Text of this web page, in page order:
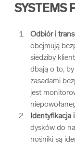
SYSTEMS
Odbiór i
obejmują
siedziby
dbają o to,
zasadami
jest
Identyfikacja
dysków do
nośniki są